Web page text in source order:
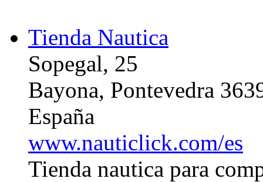
Tienda Nautica
Sopegal, 25
Bayona, Pontevedra
España
www.nauticlick.com/es
Tienda nautica para